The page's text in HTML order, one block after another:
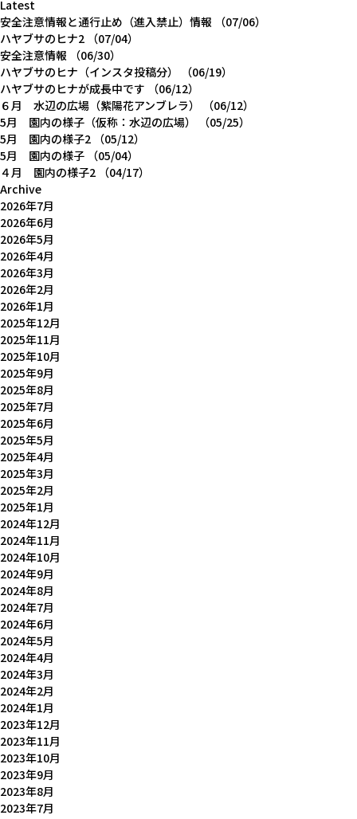
Latest
安全注意情報と通行止め（進入禁止）情報
（07/06）
ハヤブサのヒナ2 （07/04）
安全注意情報
（06/30）
ハヤブサのヒナ（インスタ投稿分）
（06/19）
ハヤブサのヒナが成長中です
（06/12）
６月 水辺の広場（紫陽花アンブレラ）
（06/12）
5月 園内の様子（仮称：水辺の広場）
（05/25）
5月 園内の様子2 （05/12）
5月 園内の様子 （05/04）
４月 園内の様子2 （04/17）
Archive
2026年7月
2026年6月
2026年5月
2026年4月
2026年3月
2026年2月
2026年1月
2025年12月
2025年11月
2025年10月
2025年9月
2025年8月
2025年7月
2025年6月
2025年5月
2025年4月
2025年3月
2025年2月
2025年1月
2024年12月
2024年11月
2024年10月
2024年9月
2024年8月
2024年7月
2024年6月
2024年5月
2024年4月
2024年3月
2024年2月
2024年1月
2023年12月
2023年11月
2023年10月
2023年9月
2023年8月
2023年7月